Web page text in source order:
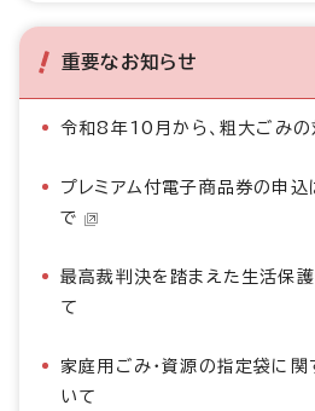
重要なお知らせ
令和8年10月から、粗大ごみの
プレミアム付電子商品券の申込
で
最高裁判決を踏まえた生活保
て
家庭用ごみ・資源の指定袋に
いて